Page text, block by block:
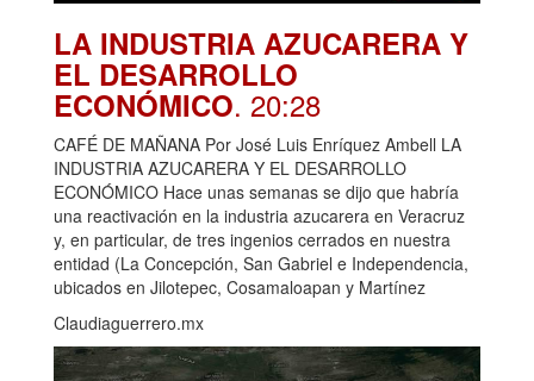
LA INDUSTRIA AZUCARERA Y
EL DESARROLLO
ECONÓMICO. 20:28
CAFÉ DE MAÑANA Por José Luis Enríquez Ambell LA
INDUSTRIA AZUCARERA Y EL DESARROLLO
ECONÓMICO Hace unas semanas se dijo que habría
una reactivación en la industria azucarera en Veracruz
y, en particular, de tres ingenios cerrados en nuestra
entidad (La Concepción, San Gabriel e Independencia,
ubicados en Jilotepec, Cosamaloapan y Martínez
Claudiaguerrero.mx